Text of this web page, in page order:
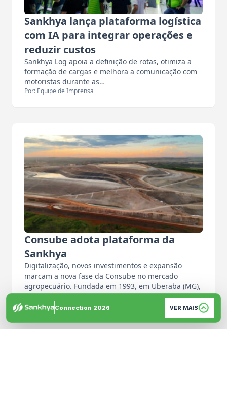
Sankhya lança plataforma logística
com IA para integrar operações e
reduzir custos
Sankhya Log apoia a definição de rotas, otimiza a
formação de cargas e melhora a comunicação com
motoristas durante as…
Por: Equipe de Imprensa
Consube adota plataforma da
Sankhya
Digitalização, novos investimentos e expansão
marcam a nova fase da Consube no mercado
agropecuário. Fundada em 1993, em Uberaba (MG),
…
Por: Equipe de Imprensa
Connection 2026 VER MAIS